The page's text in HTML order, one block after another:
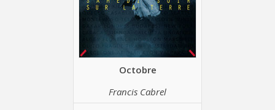
Octobre
Francis Cabrel